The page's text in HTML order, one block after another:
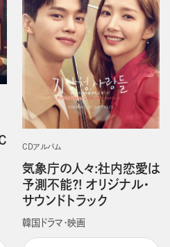
CDアルバム
気象庁の人々:社内恋愛は
予測不能？! オリジナル・
サウンドトラック
韓国ドラマ・映画